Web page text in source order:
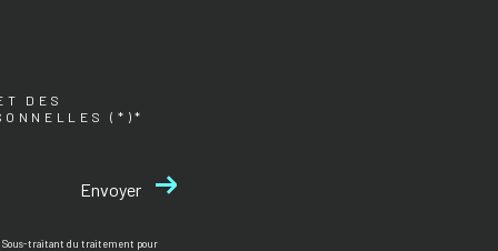
DES
(*)*
Envoyer
Sous-traitant du traitement pour